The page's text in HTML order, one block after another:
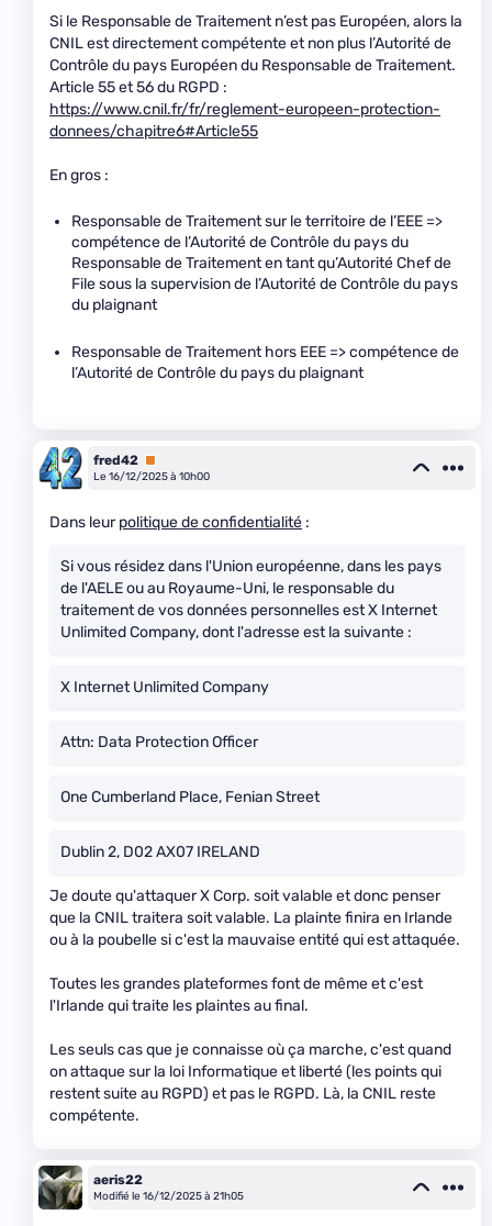
Si le Responsable de Traitement n’est pas Européen, alors la
CNIL est directement compétente et non plus l’Autorité de
Contrôle du pays Européen du Responsable de Traitement.
Article 55 et 56 du RGPD :
https://www.cnil.fr/fr/reglement-europeen-protection-
donnees/chapitre6#Article55
En gros :
Responsable de Traitement sur le territoire de l’EEE =>
compétence de l’Autorité de Contrôle du pays du
Responsable de Traitement en tant qu’Autorité Chef de
File sous la supervision de l’Autorité de Contrôle du pays
du plaignant
Responsable de Traitement hors EEE => compétence de
l’Autorité de Contrôle du pays du plaignant
fred42 Premium
Le 16/12/2025 à 10h00
Dans leurpolitique de confidentialité :
Si vous résidez dans l'Union européenne, dans les pays
de l'AELE ou au Royaume-Uni, le responsable du
traitement de vos données personnelles est X Internet
Unlimited Company, dont l'adresse est la suivante :
X Internet Unlimited Company
Attn: Data Protection Officer
One Cumberland Place, Fenian Street
Dublin 2, D02 AX07 IRELAND
Je doute qu'attaquer X Corp. soit valable et donc penser
que la CNIL traitera soit valable. La plainte finira en Irlande
ou à la poubelle si c'est la mauvaise entité qui est attaquée.
Toutes les grandes plateformes font de même et c'est
l'Irlande qui traite les plaintes au final.
Les seuls cas que je connaisse où ça marche, c'est quand
on attaque sur la loi Informatique et liberté (les points qui
restent suite au RGPD) et pas le RGPD. Là, la CNIL reste
compétente.
aeris22
Modifié le 16/12/2025 à 21h05